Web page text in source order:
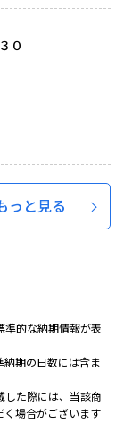
０
っと見る
的な納期情報が表
期の日数には含ま
た際には、当該商
く場合がございます